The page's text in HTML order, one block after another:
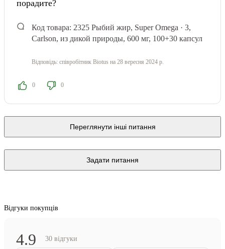
порадите?
Код товара: 2325 Рыбий жир, Super Omega · 3,
Carlson, из дикой природы, 600 мг, 100+30 капсул
Відповідь: співробітник Biotus на 28 вересня 2024 р.
0 0
Переглянути інші питання
Задати питання
Відгуки покупців
4.9 30 відгуки